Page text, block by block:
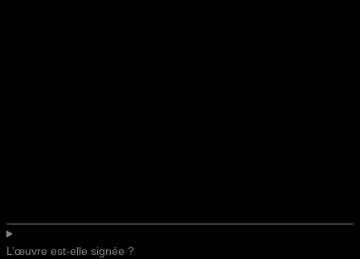
L’œuvre est-elle signée ?